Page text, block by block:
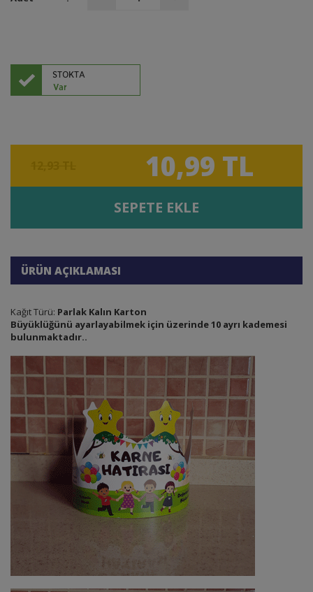
10,99 TL
SEPETE EKLE
ÜRÜN AÇIKLAMASI
Kağıt Türü: Parlak Kalın Karton
Büyüklüğünü ayarlayabilmek için üzerinde 10 ayrı kademesi
bulunmaktadır..